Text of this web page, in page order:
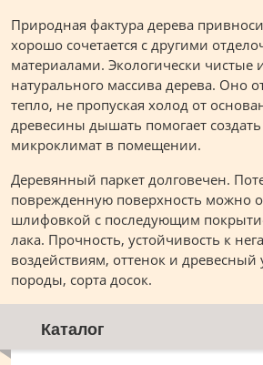
Природная фактура дерева
хорошо сочетается с другими
материалами. Экологически чистые
натурального массива дерева. Оно
тепло, не пропуская холод от
древесины дышать помогает
микроклимат в помещении.
Деревянный паркет долговечен.
поврежденную поверхность можно
шлифовкой с последующим
лака. Прочность, устойчивость к
воздействиям, оттенок и древесный
породы, сорта досок.
Каталог